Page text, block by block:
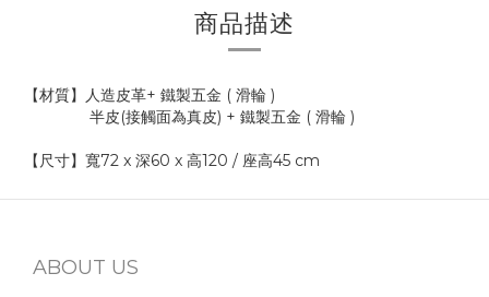
商品描述
【材質】人造皮革+ 鐵製五金 ( 滑輪 )
半皮(接觸面為真皮) + 鐵製五金 ( 滑輪 )
【尺寸】寬72 x 深60 x 高120 / 座高45 cm
ABOUT US